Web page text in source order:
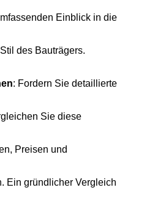
Einblick in die
des Bauträgers.
: Fordern Sie detaillierte
Sie diese
Preisen und
Ein gründlicher Vergleich